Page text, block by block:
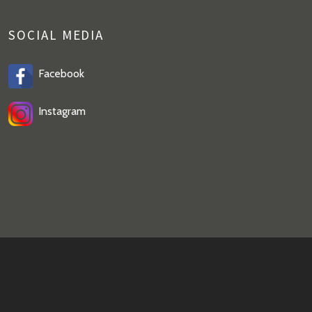
SOCIAL MEDIA
Facebook
Instagram